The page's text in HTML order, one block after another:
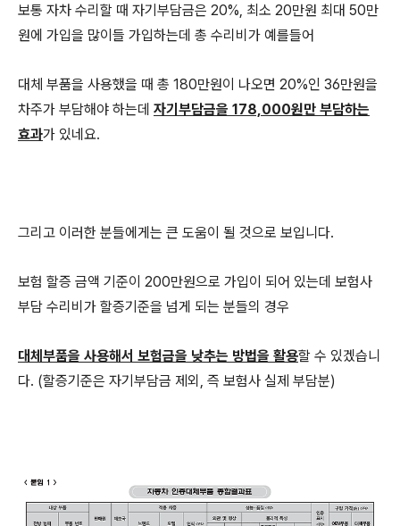
보통 자차 수리할 때 자기부담금은 20%, 최소 20만원 최대 50만
원에 가입을 많이들 가입하는데 총 수리비가 예를들어
대체 부품을 사용했을 때 총 180만원이 나오면 20%인 36만원을
차주가 부담해야 하는데 자기부담금을 178,000원만 부담하는
효과가 있네요.
그리고 이러한 분들에게는 큰 도움이 될 것으로 보입니다.
보험 할증 금액 기준이 200만원으로 가입이 되어 있는데 보험사
부담 수리비가 할증기준을 넘게 되는 분들의 경우
대체부품을 사용해서 보험금을 낮추는 방법을 활용할 수 있겠습니
다. (할증기준은 자기부담금 제외, 즉 보험사 실제 부담분)